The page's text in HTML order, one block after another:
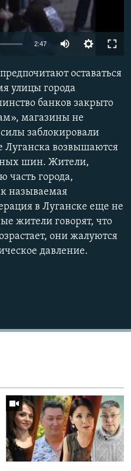
2:47
оставаться
улицы города
банков закрыто
магазины не
заблокировали
Луганска возвышаются
шин. Жители,
часть города,
называемая
в Луганске еще не
жители говорят, что
они жалуются
давление.